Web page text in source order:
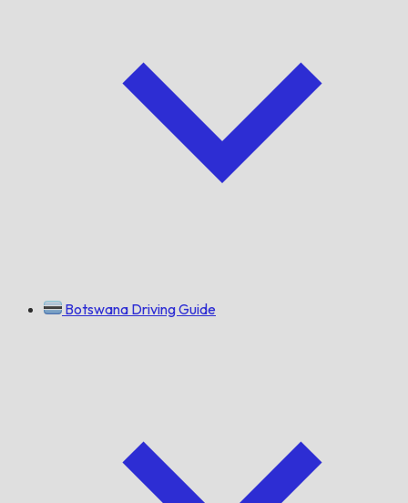
Botswana Driving Guide